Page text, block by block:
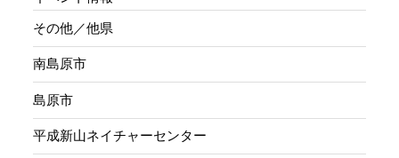
その他／他県
南島原市
島原市
平成新山ネイチャーセンター